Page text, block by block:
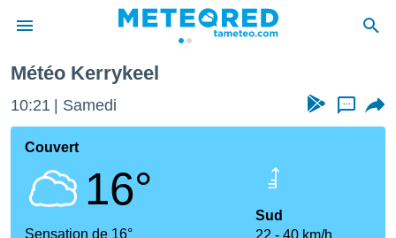
de
Météo Kerrykeel
10:21 Samedi ...
Couvert
16°
Sensation de 16°
Sud
22
40 km/h